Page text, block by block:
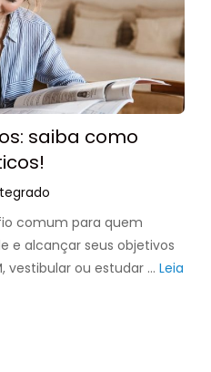
saiba como
comum para quem
e alcançar seus objetivos
vestibular ou estudar … Leia